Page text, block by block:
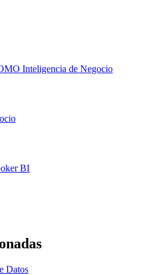
Inteligencia de Negocio
BI
Datos